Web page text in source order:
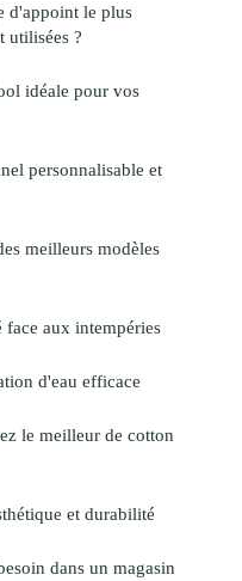
d'appoint le plus
utilisées ?
idéale pour vos
personnalisable et
meilleurs modèles
aux intempéries
d'eau efficace
le meilleur de cotton
et durabilité
dans un magasin